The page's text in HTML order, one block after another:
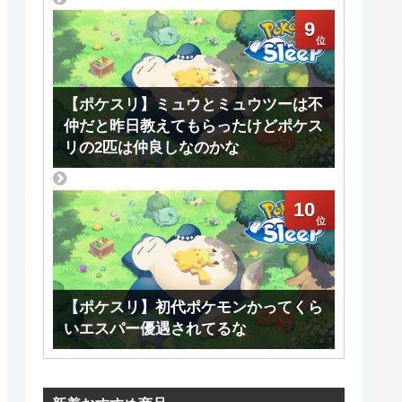
9
【ポケスリ】ミュウとミュウツーは不
仲だと昨日教えてもらったけどポケス
リの2匹は仲良しなのかな
10
【ポケスリ】初代ポケモンかってくら
いエスパー優遇されてるな